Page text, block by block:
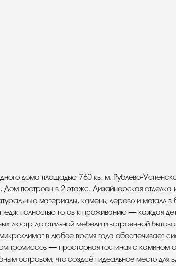
дома площадью 760 кв. м. Рублево-
Дом построен в 2 этажа. Дизайнерская
материалы, камень, дерево и металл
полностью готов к проживанию — каждая
люстр до стильной мебели и встроенной
в любое время года обеспечивает
— просторная гостиная с камином
островом, что создаёт идеальное место для